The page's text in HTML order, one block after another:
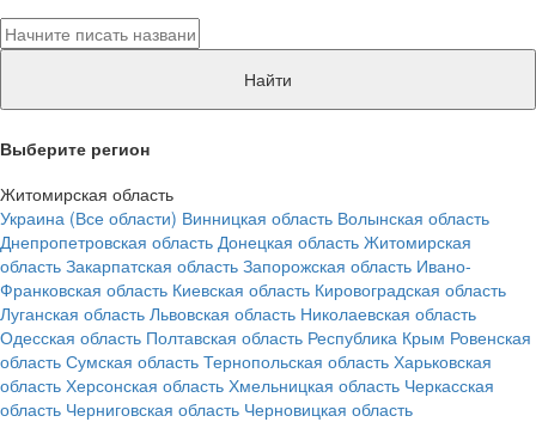
Найти
Выберите регион
Житомирская область
Украина (Все области) Винницкая область Волынская область
Днепропетровская область Донецкая область Житомирская
область Закарпатская область Запорожская область Ивано-
Франковская область Киевская область Кировоградская область
Луганская область Львовская область Николаевская область
Одесская область Полтавская область Республика Крым Ровенская
область Сумская область Тернопольская область Харьковская
область Херсонская область Хмельницкая область Черкасская
область Черниговская область Черновицкая область